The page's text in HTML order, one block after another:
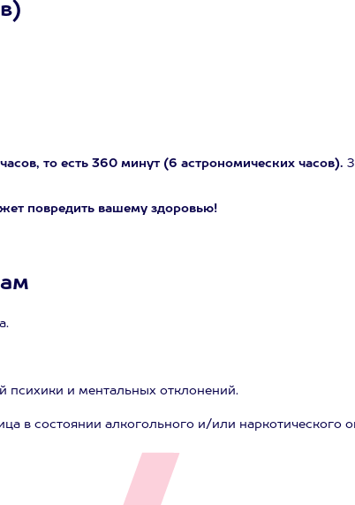
то есть 360 минут (6 астрономических часов).
повредить вашему здоровью!
психики и ментальных отклонений.
в состоянии алкогольного и/или наркотического